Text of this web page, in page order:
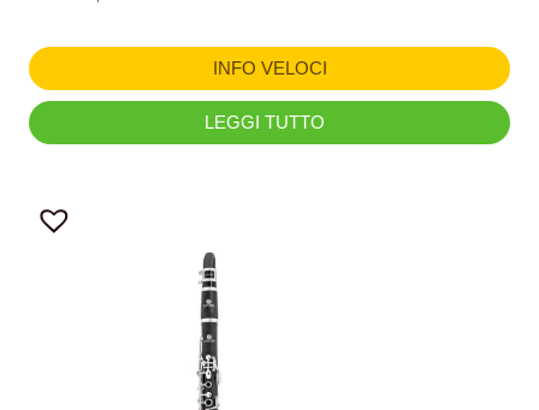
INFO VELOCI
LEGGI TUTTO